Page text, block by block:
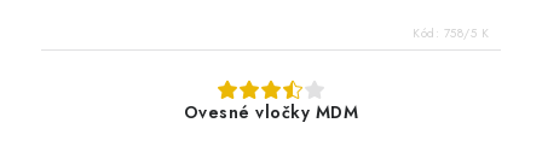
Kód: 758/5 K
Ovesné vločky MDM